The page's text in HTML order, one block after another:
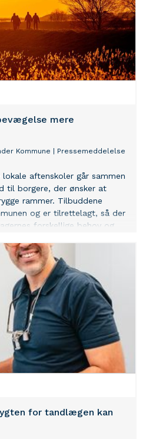
mere
Kommune Pressemeddelelse
aftenskoler går sammen
til borgere, der ønsker at
rammer. Tilbuddene
og er tilrettelagt, så der
forskellige behov og
for tandlægen kan